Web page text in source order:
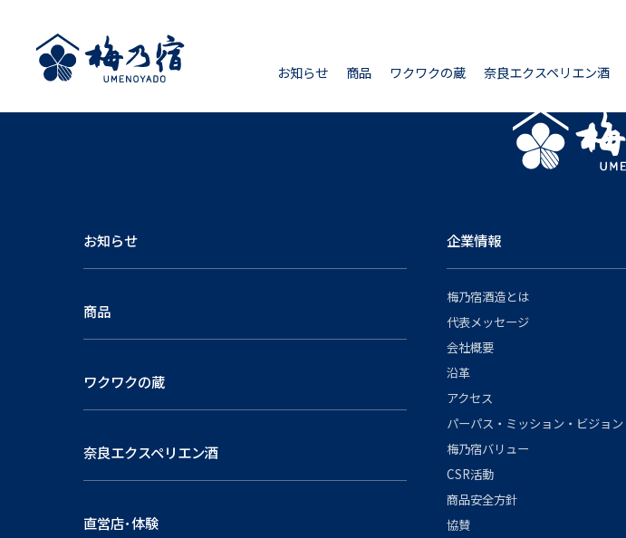
お知らせ 商品 ワクワクの蔵 奈良エクスペリエン酒
お知らせ
商品
ワクワクの蔵
奈良エクスペリエン酒
直営店･体験
企業情報
梅乃宿酒造とは
代表メッセージ
会社概要
沿革
アクセス
パーパス・ミッション・ビジョン
梅乃宿バリュー
CSR活動
商品安全方針
協賛